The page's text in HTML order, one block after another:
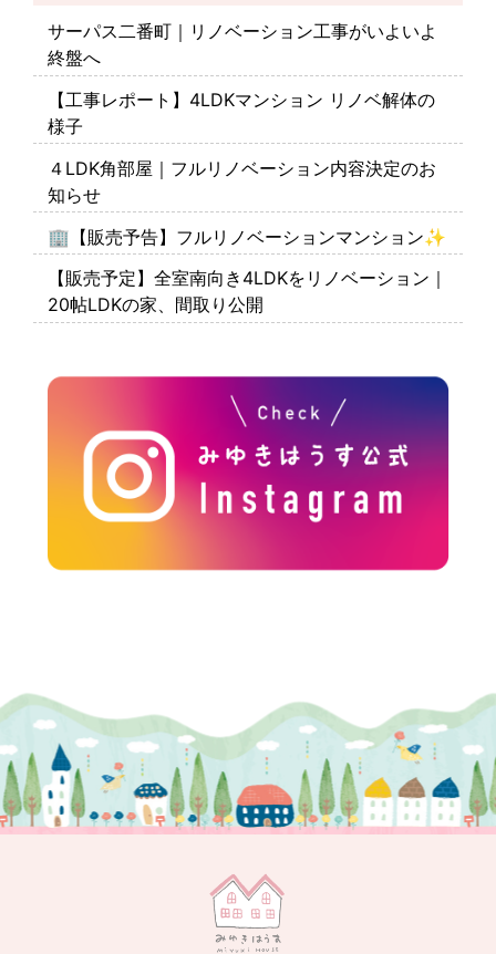
サーパス二番町｜リノベーション工事がいよいよ
終盤へ
【工事レポート】4LDKマンション リノベ解体の
様子
４LDK角部屋｜フルリノベーション内容決定のお
知らせ
🏢【販売予告】フルリノベーションマンション✨
【販売予定】全室南向き4LDKをリノベーション｜
20帖LDKの家、間取り公開